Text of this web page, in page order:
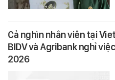
Cả nghìn nhân viên tại
BIDV và Agribank nghỉ
2026